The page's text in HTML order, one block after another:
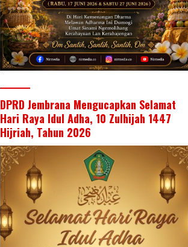
DPRD Jembrana Mengucapkan Selamat
Hari Raya Idul Adha, 10 Zulhijah 1447
Hijriah, Tahun 2026